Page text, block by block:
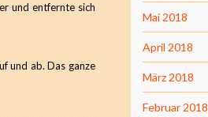
und entfernte sich
und ab. Das ganze
Mai 2018
April 2018
März 2018
Februar 2018